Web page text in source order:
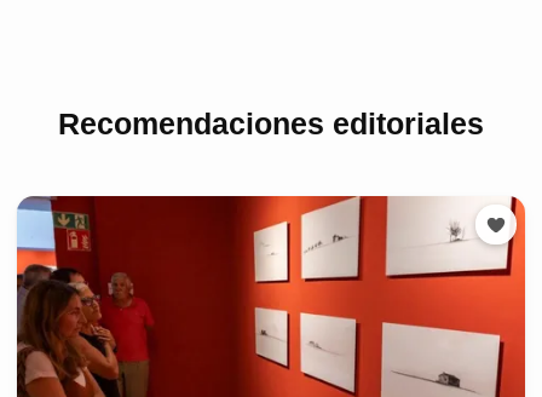
Recomendaciones editoriales